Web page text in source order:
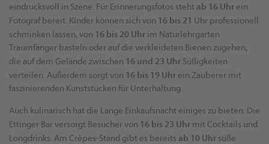
eindrucksvoll in Szene. Für Erinnerungsfotos steht ab 16 Uhr ein
Fotograf bereit. Kinder können sich von 16 bis 21 Uhr professionell
schminken lassen, von 16 bis 20 Uhr im Naturlehrgarten
Traumfänger basteln oder auf die verkleideten Bienen zugehen,
die auf dem Gelände zwischen 16 und 23 Uhr Süßigkeiten
verteilen. Außerdem sorgt von 16 bis 19 Uhr ein Zauberer mit
faszinierenden Kunststücken für Unterhaltung.
Auch kulinarisch hat die Lange Einkaufsnacht einiges zu bieten: Die
Ettinger Bar versorgt Besucher von 16 bis 23 Uhr mit Cocktails und
Longdrinks. Am Crêpes-Stand gibt es bereits ab 10 Uhr süße